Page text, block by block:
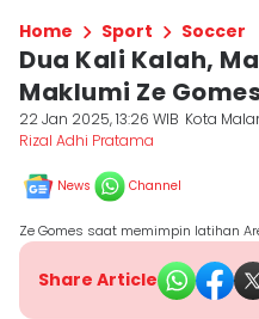
Home Sport Soccer
Dua Kali Kalah,
Maklumi Ze
22 Jan 2025, 13:26 WIB Kota
Rizal Adhi Pratama
News Channel
Ze Gomes saat memimpin latihan
Share Article